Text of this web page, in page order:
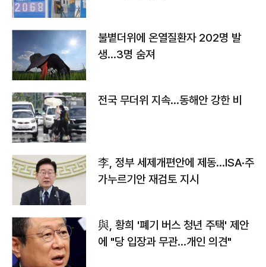
불볕더위에 온열질환자 202명 발
생…3명 숨져
전국 무더위 지속…동해안 강한 비
李, 정부 세제개편안에 제동…ISA·주
가누르기안 재검토 지시
與, 황희 '폐기 버스 청년 주택' 제안
에 "당 입장과 무관…개인 의견"